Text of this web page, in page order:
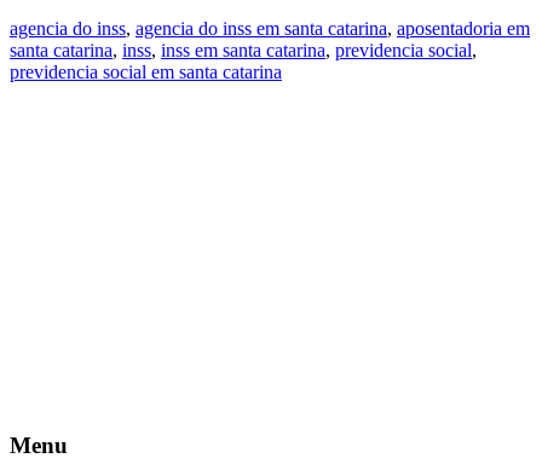
agencia do inss, agencia do inss em santa catarina, aposentadoria em
santa catarina, inss, inss em santa catarina, previdencia social,
previdencia social em santa catarina
Menu